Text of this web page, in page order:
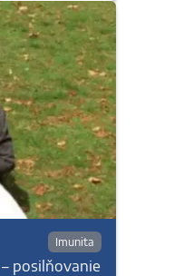
Imunita
posilňovanie